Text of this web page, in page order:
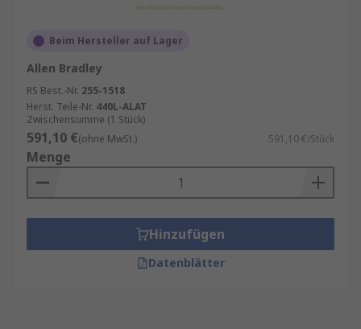
Beim Hersteller auf Lager
Allen Bradley
RS Best.-Nr. 255-1518
Herst. Teile-Nr. 440L-ALAT
Zwischensumme (1 Stück)
591,10 €(ohne MwSt.) 591,10 €/Stück
Menge
Hinzufügen
Datenblätter